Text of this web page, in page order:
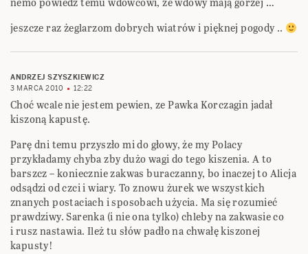
jeszcze raz żeglarzom dobrych wiatrów i pięknej pogody ..
ANDRZEJ SZYSZKIEWICZ
3 MARCA 2010
12:22
Choć wcale nie jestem pewien, ze Pawka Korczagin jadał
kiszoną kapustę.
Parę dni temu przyszło mi do głowy, że my Polacy
przykładamy chyba zby dużo wagi do tego kiszenia. A to
barszcz – koniecznie zakwas buraczanny, bo inaczej to Alicja
odsądzi od czci i wiary. To znowu żurek we wszystkich
znanych postaciach i sposobach użycia. Ma się rozumieć
prawdziwy. Sarenka (i nie ona tylko) chleby na zakwasie co
i rusz nastawia. Ileż tu słów padło na chwałę kiszonej
kapusty!